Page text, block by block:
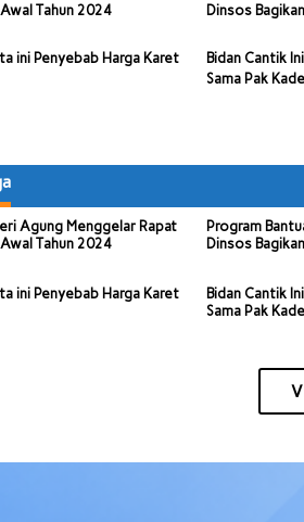
Tahun 2024
Dinsos
ini Penyebab Harga Karet
Bidan Cantik
Sama Pak
Agung Menggelar Rapat
Tahun 2024
Program
Dinsos
ini Penyebab Harga Karet
Bidan Cantik
Sama Pak